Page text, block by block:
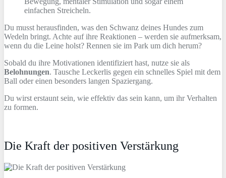
einfachen Streicheln.
Du musst herausfinden, was den Schwanz deines Hundes zum
Wedeln bringt. Achte auf ihre Reaktionen – werden sie aufmerksam,
wenn du die Leine holst? Rennen sie im Park um dich herum?
Sobald du ihre Motivationen identifiziert hast, nutze sie als
Belohnungen. Tausche Leckerlis gegen ein schnelles Spiel mit dem
Ball oder einen besonders langen Spaziergang.
Du wirst erstaunt sein, wie effektiv das sein kann, um ihr Verhalten
zu formen.
Die Kraft der positiven Verstärkung